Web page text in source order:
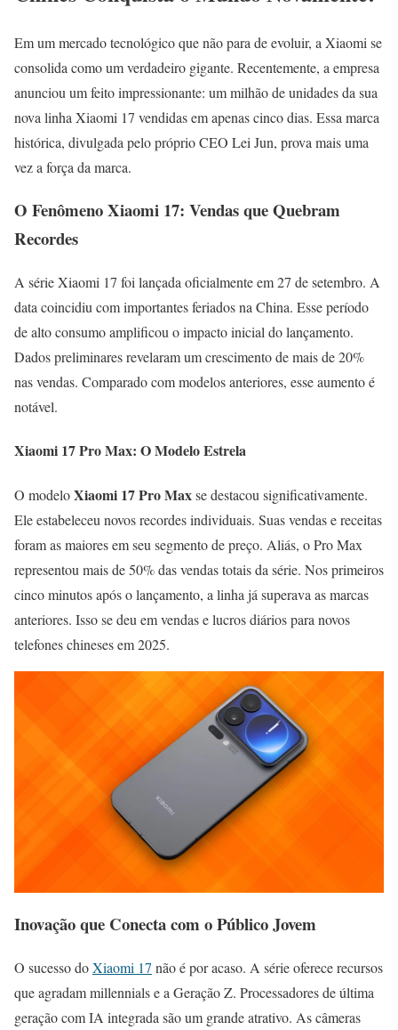
Em um mercado tecnológico que não para de evoluir, a Xiaomi se
consolida como um verdadeiro gigante. Recentemente, a empresa
anunciou um feito impressionante: um milhão de unidades da sua
nova linha Xiaomi 17 vendidas em apenas cinco dias. Essa marca
histórica, divulgada pelo próprio CEO Lei Jun, prova mais uma
vez a força da marca.
O Fenômeno Xiaomi 17: Vendas que Quebram
Recordes
A série Xiaomi 17 foi lançada oficialmente em 27 de setembro. A
data coincidiu com importantes feriados na China. Esse período
de alto consumo amplificou o impacto inicial do lançamento.
Dados preliminares revelaram um crescimento de mais de 20%
nas vendas. Comparado com modelos anteriores, esse aumento é
notável.
Xiaomi 17 Pro Max: O Modelo Estrela
O modeloXiaomi 17 Pro Maxse destacou significativamente.
Ele estabeleceu novos recordes individuais. Suas vendas e receitas
foram as maiores em seu segmento de preço. Aliás, o Pro Max
representou mais de 50% das vendas totais da série. Nos primeiros
cinco minutos após o lançamento, a linha já superava as marcas
anteriores. Isso se deu em vendas e lucros diários para novos
telefones chineses em 2025.
Inovação que Conecta com o Público Jovem
O sucesso doXiaomi 17 não é por acaso. A série oferece recursos
que agradam millennials e a Geração Z. Processadores de última
geração com IA integrada são um grande atrativo. As câmeras